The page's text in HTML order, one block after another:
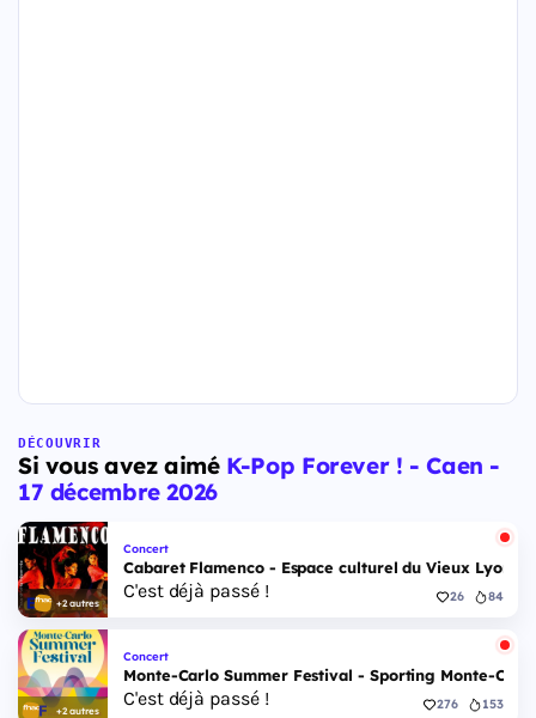
DÉCOUVRIR
Si vous avez aimé K-Pop Forever ! - Caen -
17 décembre 2026
+2 autres
Concert
Cabaret Flamenco - Espace culturel du Vieux Lyon -
C'est déjà passé ! 26 84
+2 autres
Concert
Monte-Carlo Summer Festival - Sporting Monte-
C'est déjà passé ! 276 153